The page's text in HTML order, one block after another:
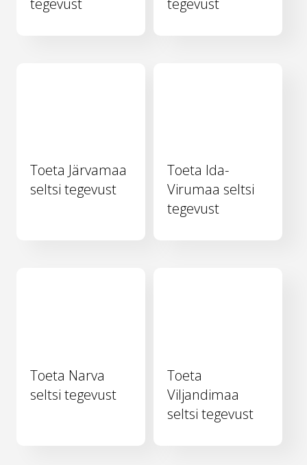
tegevust
tegevust
Toeta Järvamaa
seltsi tegevust
Toeta Ida-
Virumaa seltsi
tegevust
Toeta Narva
seltsi tegevust
Toeta
Viljandimaa
seltsi tegevust